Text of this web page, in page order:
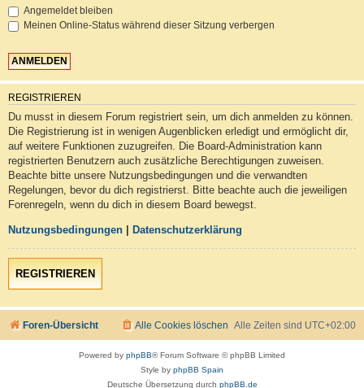
Angemeldet bleiben
Meinen Online-Status während dieser Sitzung verbergen
REGISTRIEREN
Du musst in diesem Forum registriert sein, um dich anmelden zu können.
Die Registrierung ist in wenigen Augenblicken erledigt und ermöglicht dir,
auf weitere Funktionen zuzugreifen. Die Board-Administration kann
registrierten Benutzern auch zusätzliche Berechtigungen zuweisen.
Beachte bitte unsere Nutzungsbedingungen und die verwandten
Regelungen, bevor du dich registrierst. Bitte beachte auch die jeweiligen
Forenregeln, wenn du dich in diesem Board bewegst.
Nutzungsbedingungen Datenschutzerklärung
REGISTRIEREN
Foren-Übersicht Alle Zeiten sind UTC+02:00
Alle Cookies löschen
Powered by phpBB® Forum Software © phpBB Limited
Style by phpBB Spain
Deutsche Übersetzung durch phpBB.de